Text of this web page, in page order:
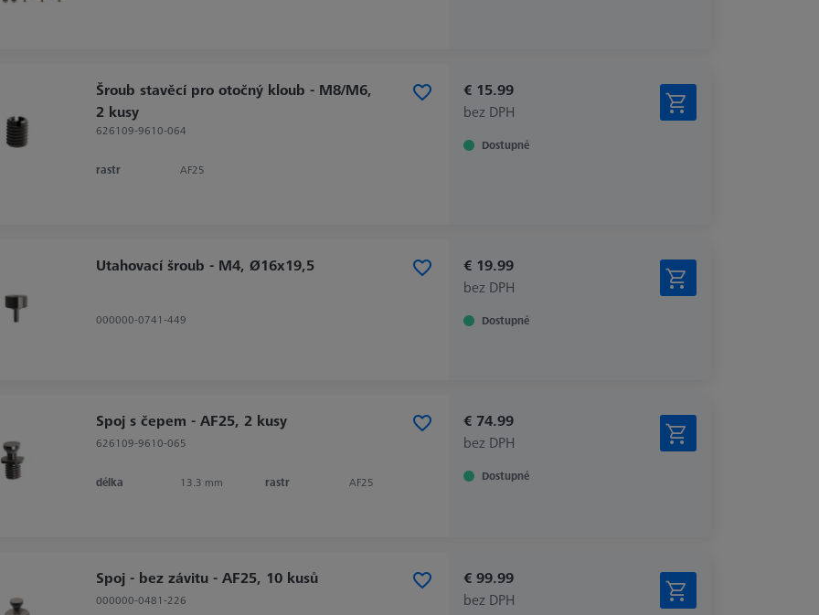
Šroub stavěcí pro otočný kloub - M8/M6,
2 kusy
626109-9610-064
rastr AF25
€ 15.99
bez DPH
Dostupné
Utahovací šroub - M4, Ø16x19,5
000000-0741-449
€ 19.99
bez DPH
Dostupné
Spoj s čepem - AF25, 2 kusy
626109-9610-065
délka 13.3 mm rastr AF25
€ 74.99
bez DPH
Dostupné
Spoj - bez závitu - AF25, 10 kusů
000000-0481-226
€ 99.99
bez DPH